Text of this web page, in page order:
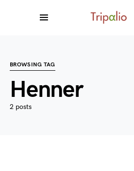
BROWSING TAG
Henner
2 posts